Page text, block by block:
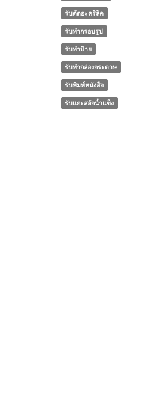
รับตัดอะคริลิค
รับทำกรอบรูป
รับทำป้าย
รับทํากล่องกระดาษ
รับพิมพ์หนังสือ
รับแกะสลักน้ำแข็ง